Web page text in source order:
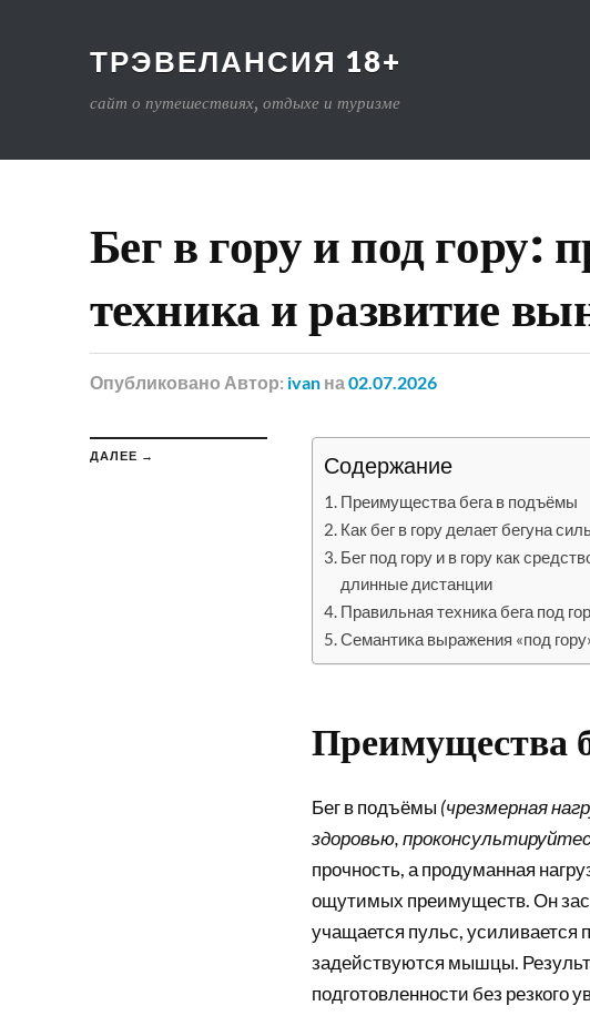
ТРЭВЕЛАНСИЯ 18+
сайт о путешествиях, отдыхе и туризме
Бег в гору и под гору:
техника и развитие
Опубликовано Автор: ivan на02.07.2026
ДАЛЕЕ → Содержание
Преимущества бега в подъёмы
Как бег в гору делает бегуна
Бег под гору и в гору как
длинные дистанции
Правильная техника бега под
Семантика выражения «под
Преимущества
Бег в подъёмы (чрезмерная
здоровью,
прочность, а продуманная
ощутимых преимуществ. Он
учащается пульс, усиливается
задействуются мышцы.
подготовленности без резкого